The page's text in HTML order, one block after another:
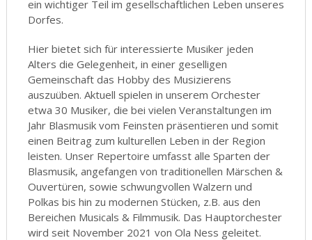
ein wichtiger Teil im gesellschaftlichen Leben unseres
Dorfes.
Hier bietet sich für interessierte Musiker jeden
Alters die Gelegenheit, in einer geselligen
Gemeinschaft das Hobby des Musizierens
auszuüben. Aktuell spielen in unserem Orchester
etwa 30 Musiker, die bei vielen Veranstaltungen im
Jahr Blasmusik vom Feinsten präsentieren und somit
einen Beitrag zum kulturellen Leben in der Region
leisten. Unser Repertoire umfasst alle Sparten der
Blasmusik, angefangen von traditionellen Märschen &
Ouvertüren, sowie schwungvollen Walzern und
Polkas bis hin zu modernen Stücken, z.B. aus den
Bereichen Musicals & Filmmusik. Das Hauptorchester
wird seit November 2021 von Ola Ness geleitet.